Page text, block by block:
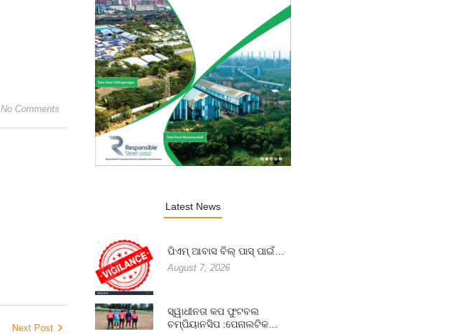
No Comments
Next Post
Latest News
ପିଏମ୍ ଆବାସ ବିଲ୍ ପାସ୍ ପାଇଁ…
August 7, 2026
ସ୍ୱାଧୀନତା କପ ଫୁଟବଲ
ଚମ୍ପିୟାନସିପ :ପେନାଲଟିକ…